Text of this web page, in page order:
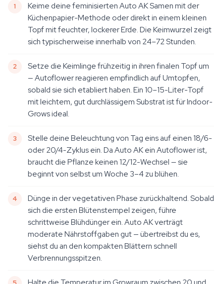
Keime deine feminisierten Auto AK Samen mit der
Küchenpapier-Methode oder direkt in einem kleinen
Topf mit feuchter, lockerer Erde. Die Keimwurzel zeigt
sich typischerweise innerhalb von 24–72 Stunden.
Setze die Keimlinge frühzeitig in ihren finalen Topf um
— Autoflower reagieren empfindlich auf Umtopfen,
sobald sie sich etabliert haben. Ein 10–15-Liter-Topf
mit leichtem, gut durchlässigem Substrat ist für Indoor-
Grows ideal.
Stelle deine Beleuchtung von Tag eins auf einen 18/6-
oder 20/4-Zyklus ein. Da Auto AK ein Autoflower ist,
braucht die Pflanze keinen 12/12-Wechsel — sie
beginnt von selbst um Woche 3–4 zu blühen.
Dünge in der vegetativen Phase zurückhaltend. Sobald
sich die ersten Blütenstempel zeigen, führe
schrittweise Blühdünger ein. Auto AK verträgt
moderate Nährstoffgaben gut — übertreibst du es,
siehst du an den kompakten Blättern schnell
Verbrennungsspitzen.